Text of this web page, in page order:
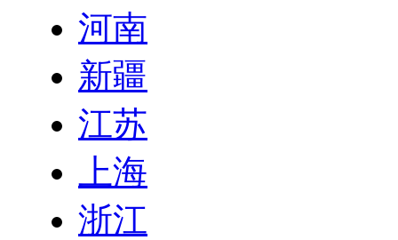
河南
新疆
江苏
上海
浙江